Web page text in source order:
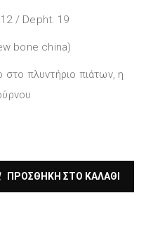
/ Depht: 19
bone china)
στο πλυντήριο πιάτων, η
ΠΡΟΣΘΉΚΗ ΣΤΟ ΚΑΛΆΘΙ